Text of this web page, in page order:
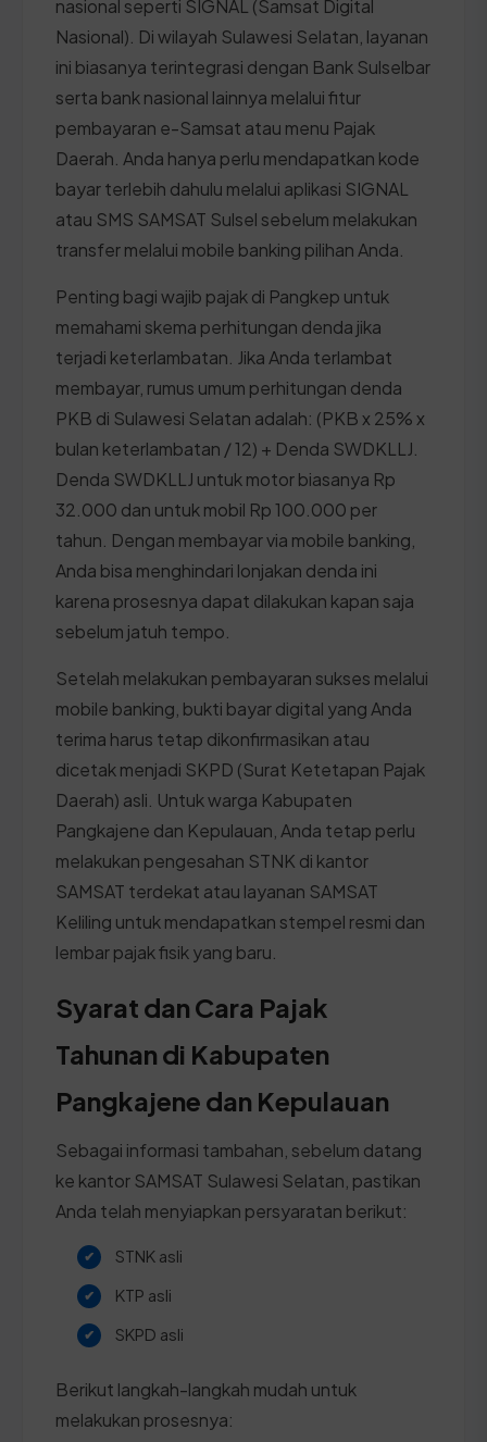
nasional seperti SIGNAL (Samsat Digital
Nasional). Di wilayah Sulawesi Selatan, layanan
ini biasanya terintegrasi dengan Bank Sulselbar
serta bank nasional lainnya melalui fitur
pembayaran e-Samsat atau menu Pajak
Daerah. Anda hanya perlu mendapatkan kode
bayar terlebih dahulu melalui aplikasi SIGNAL
atau SMS SAMSAT Sulsel sebelum melakukan
transfer melalui mobile banking pilihan Anda.
Penting bagi wajib pajak di Pangkep untuk
memahami skema perhitungan denda jika
terjadi keterlambatan. Jika Anda terlambat
membayar, rumus umum perhitungan denda
PKB di Sulawesi Selatan adalah: (PKB x 25% x
bulan keterlambatan / 12) + Denda SWDKLLJ.
Denda SWDKLLJ untuk motor biasanya Rp
32.000 dan untuk mobil Rp 100.000 per
tahun. Dengan membayar via mobile banking,
Anda bisa menghindari lonjakan denda ini
karena prosesnya dapat dilakukan kapan saja
sebelum jatuh tempo.
Setelah melakukan pembayaran sukses melalui
mobile banking, bukti bayar digital yang Anda
terima harus tetap dikonfirmasikan atau
dicetak menjadi SKPD (Surat Ketetapan Pajak
Daerah) asli. Untuk warga Kabupaten
Pangkajene dan Kepulauan, Anda tetap perlu
melakukan pengesahan STNK di kantor
SAMSAT terdekat atau layanan SAMSAT
Keliling untuk mendapatkan stempel resmi dan
lembar pajak fisik yang baru.
Syarat dan Cara Pajak
Tahunan di Kabupaten
Pangkajene dan Kepulauan
Sebagai informasi tambahan, sebelum datang
ke kantor SAMSAT Sulawesi Selatan, pastikan
Anda telah menyiapkan persyaratan berikut:
STNK asli
KTP asli
SKPD asli
Berikut langkah-langkah mudah untuk
melakukan prosesnya: